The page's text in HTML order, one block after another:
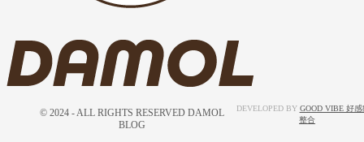
© 2024 - ALL RIGHTS RESERVED DAMOL
BLOG
DEVELOPED BY GOOD VIBE 好感
整合